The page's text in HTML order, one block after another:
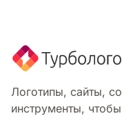
Логотипы, сайты,
инструменты,